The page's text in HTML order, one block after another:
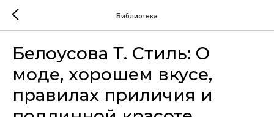
Библиотека
Белоусова Т. Стиль: О
моде, хорошем вкусе,
правилах приличия и